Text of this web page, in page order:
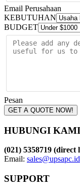
Email Perusahaan
KEBUTUHAN
BUDGET
Pesan
GET A QUOTE NOW!
HUBUNGI KAMI
(021) 5358719 (direct
Email: sales@upsapc.id
SUPPORT